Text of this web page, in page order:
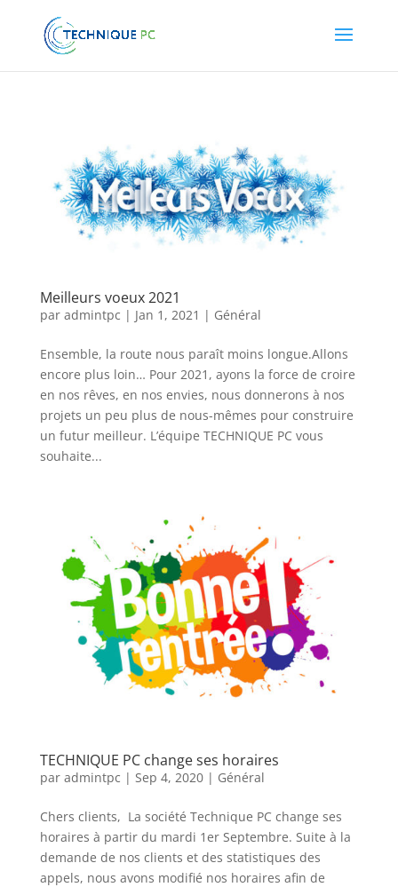
Meilleurs voeux 2021
par admintpc | Jan 1, 2021 | Général
Ensemble, la route nous paraît moins longue.Allons
encore plus loin… Pour 2021, ayons la force de croire
en nos rêves, en nos envies, nous donnerons à nos
projets un peu plus de nous-mêmes pour construire
un futur meilleur. L’équipe TECHNIQUE PC vous
souhaite...
TECHNIQUE PC change ses horaires
par admintpc | Sep 4, 2020| Général
Chers clients, La société Technique PC change ses
horaires à partir du mardi 1er Septembre. Suite à la
demande de nos clients et des statistiques des
appels, nous avons modifié nos horaires afin de